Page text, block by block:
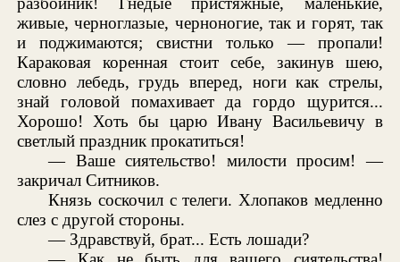
живые, черноглазые, черноногие, так и горят, так
и поджимаются; свистни только — пропали!
Караковая коренная стоит себе, закинув шею,
словно лебедь, грудь вперед, ноги как стрелы,
знай головой помахивает да гордо щурится...
Хорошо! Хоть бы царю Ивану Васильевичу в
светлый праздник прокатиться!
— Ваше сиятельство! милости просим! —
закричал Ситников.
Князь соскочил с телеги. Хлопаков медленно
слез с другой стороны.
— Здравствуй, брат... Есть лошади?